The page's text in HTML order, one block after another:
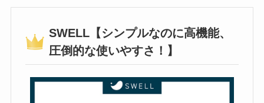
SWELL【シンプルなのに高機能、
圧倒的な使いやすさ！】